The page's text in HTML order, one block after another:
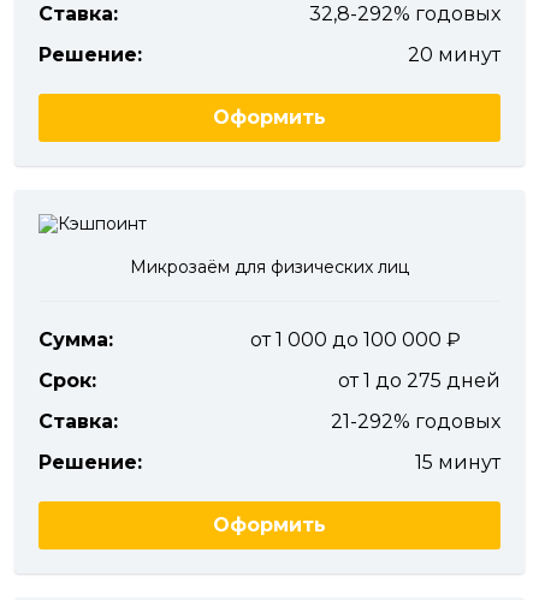
Ставка:
32,8-292% годовых
Решение:
20 минут
Оформить
Микрозаём для физических лиц
Сумма:
от 1 000 до 100 000
Срок:
от 1 до 275 дней
Ставка:
21-292% годовых
Решение:
15 минут
Оформить